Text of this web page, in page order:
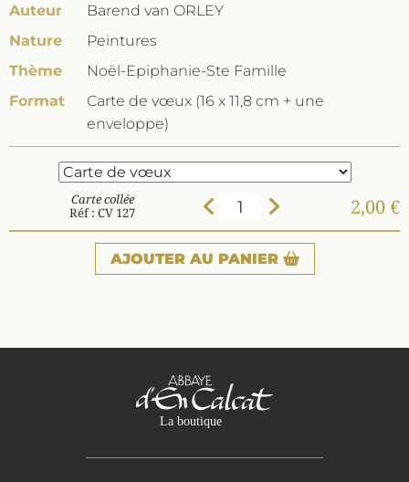
Auteur
Barend van ORLEY
Nature
Peintures
Thème
Noël-Epiphanie-Ste Famille
Format
Carte de vœux (16 x 11,8 cm + une
enveloppe)
Carte collée
Réf : CV 127
2,00 €
AJOUTER AU PANIER